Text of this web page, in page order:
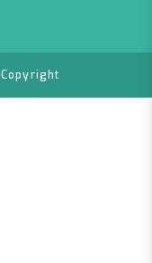
Copyright